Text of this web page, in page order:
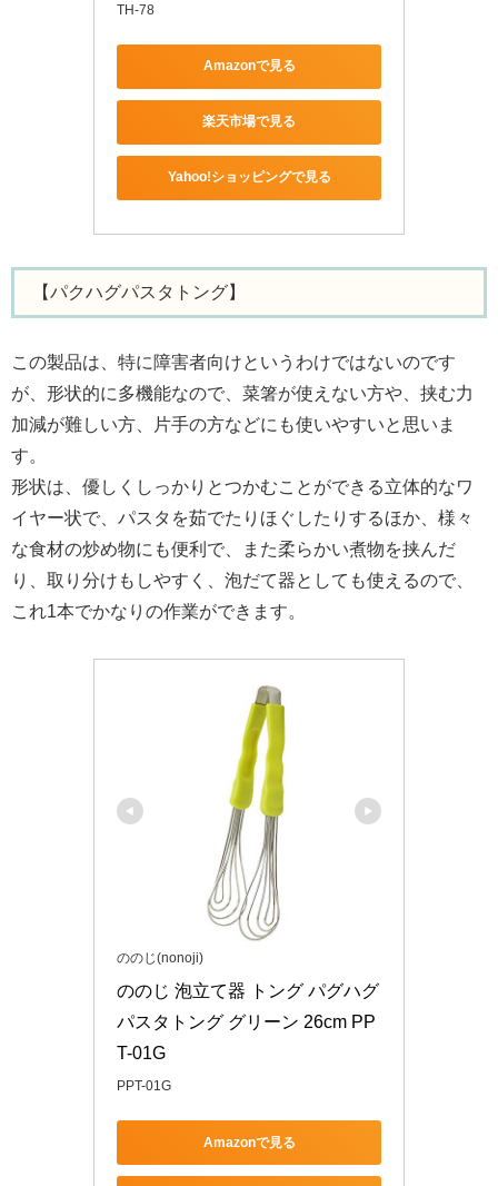
TH-78
Amazonで見る
楽天市場で見る
Yahoo!ショッピングで見る
【パクハグパスタトング】
この製品は、特に障害者向けというわけではないのです
が、形状的に多機能なので、菜箸が使えない方や、挟む力
加減が難しい方、片手の方などにも使いやすいと思いま
す。
形状は、優しくしっかりとつかむことができる立体的なワ
イヤー状で、パスタを茹でたりほぐしたりするほか、様々
な食材の炒め物にも便利で、また柔らかい煮物を挟んだ
り、取り分けもしやすく、泡だて器としても使えるので、
これ1本でかなりの作業ができます。
ののじ(nonoji)
ののじ 泡立て器 トング パグハグ
パスタトング グリーン 26cm PP
T-01G
PPT-01G
Amazonで見る